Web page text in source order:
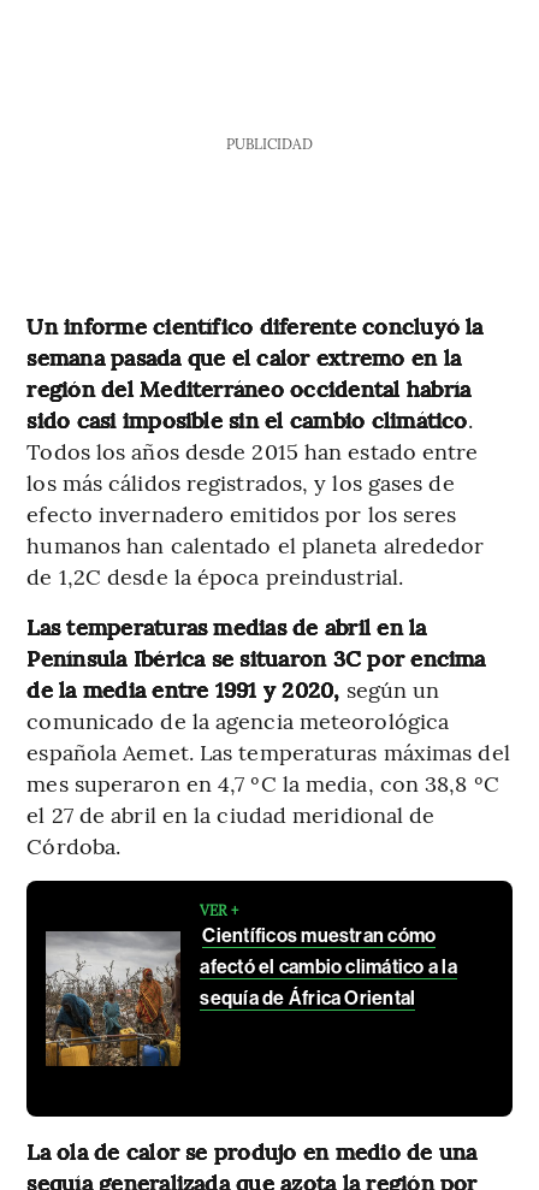
PUBLICIDAD
Un informe científico diferente concluyó la
semana pasada que el calor extremo en la
región del Mediterráneo occidental habría
sido casi imposible sin el cambio climático.
Todos los años desde 2015 han estado entre
los más cálidos registrados, y los gases de
efecto invernadero emitidos por los seres
humanos han calentado el planeta alrededor
de 1,2C desde la época preindustrial.
Las temperaturas medias de abril en la
Península Ibérica se situaron 3C por encima
de la media entre 1991 y 2020, según un
comunicado de la agencia meteorológica
española Aemet. Las temperaturas máximas del
mes superaron en 4,7 ºC la media, con 38,8 ºC
el 27 de abril en la ciudad meridional de
Córdoba.
VER +
Científicos muestran cómo
afectó el cambio climático a la
sequía de África Oriental
La ola de calor se produjo en medio de una
sequía generalizada que azota la región por